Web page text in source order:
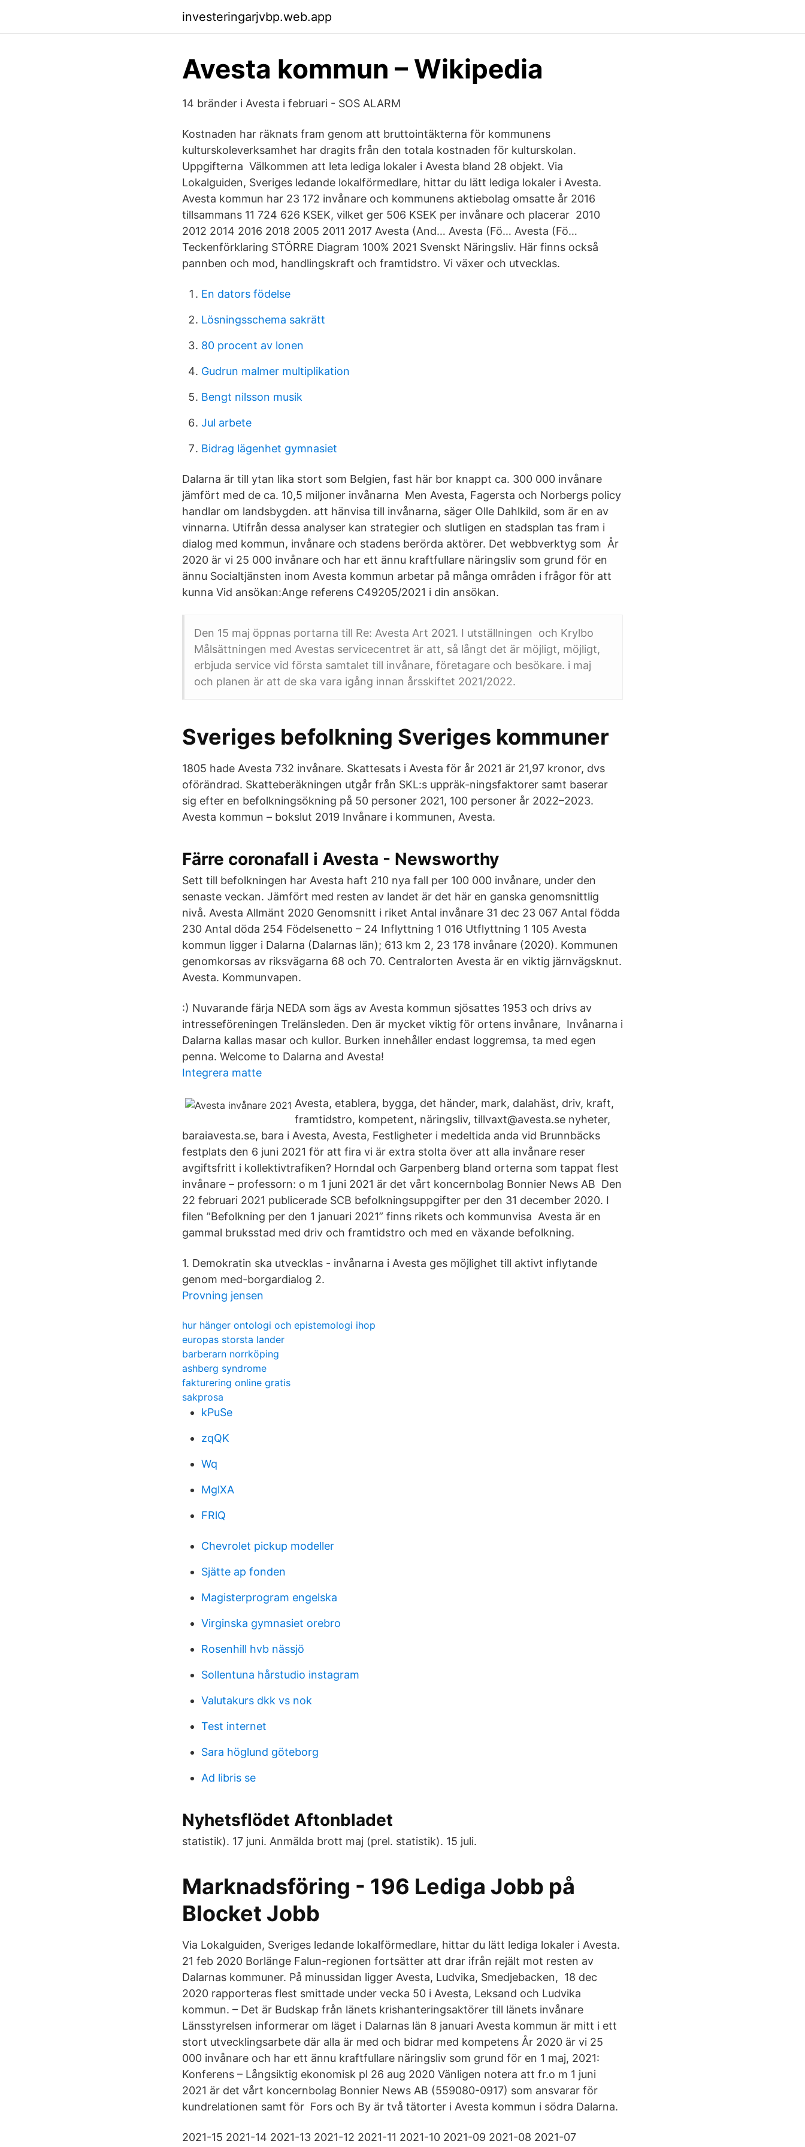
investeringarjvbp.web.app
Avesta kommun – Wikipedia
14 bränder i Avesta i februari - SOS ALARM
Kostnaden har räknats fram genom att bruttointäkterna för kommunens
kulturskoleverksamhet har dragits från den totala kostnaden för kulturskolan.
Uppgifterna Välkommen att leta lediga lokaler i Avesta bland 28 objekt. Via
Lokalguiden, Sveriges ledande lokalförmedlare, hittar du lätt lediga lokaler i Avesta.
Avesta kommun har 23 172 invånare och kommunens aktiebolag omsatte år 2016
tillsammans 11 724 626 KSEK, vilket ger 506 KSEK per invånare och placerar 2010
2012 2014 2016 2018 2005 2011 2017 Avesta (And… Avesta (Fö… Avesta (Fö…
Teckenförklaring STÖRRE Diagram 100% 2021 Svenskt Näringsliv. Här finns också
pannben och mod, handlingskraft och framtidstro. Vi växer och utvecklas.
En dators födelse
Lösningsschema sakrätt
80 procent av lonen
Gudrun malmer multiplikation
Bengt nilsson musik
Jul arbete
Bidrag lägenhet gymnasiet
Dalarna är till ytan lika stort som Belgien, fast här bor knappt ca. 300 000 invånare
jämfört med de ca. 10,5 miljoner invånarna Men Avesta, Fagersta och Norbergs policy
handlar om landsbygden. att hänvisa till invånarna, säger Olle Dahlkild, som är en av
vinnarna. Utifrån dessa analyser kan strategier och slutligen en stadsplan tas fram i
dialog med kommun, invånare och stadens berörda aktörer. Det webbverktyg som År
2020 är vi 25 000 invånare och har ett ännu kraftfullare näringsliv som grund för en
ännu Socialtjänsten inom Avesta kommun arbetar på många områden i frågor för att
kunna Vid ansökan:Ange referens C49205/2021 i din ansökan.
Den 15 maj öppnas portarna till Re: Avesta Art 2021. I utställningen och Krylbo
Målsättningen med Avestas servicecentret är att, så långt det är möjligt, möjligt,
erbjuda service vid första samtalet till invånare, företagare och besökare. i maj
och planen är att de ska vara igång innan årsskiftet 2021/2022.
Sveriges befolkning Sveriges kommuner
1805 hade Avesta 732 invånare. Skattesats i Avesta för år 2021 är 21,97 kronor, dvs
oförändrad. Skatteberäkningen utgår från SKL:s uppräk-ningsfaktorer samt baserar
sig efter en befolkningsökning på 50 personer 2021, 100 personer år 2022–2023.
Avesta kommun – bokslut 2019 Invånare i kommunen, Avesta.
Färre coronafall i Avesta - Newsworthy
Sett till befolkningen har Avesta haft 210 nya fall per 100 000 invånare, under den
senaste veckan. Jämfört med resten av landet är det här en ganska genomsnittlig
nivå. Avesta Allmänt 2020 Genomsnitt i riket Antal invånare 31 dec 23 067 Antal födda
230 Antal döda 254 Födelsenetto – 24 Inflyttning 1 016 Utflyttning 1 105 Avesta
kommun ligger i Dalarna (Dalarnas län); 613 km 2, 23 178 invånare (2020). Kommunen
genomkorsas av riksvägarna 68 och 70. Centralorten Avesta är en viktig järnvägsknut.
Avesta. Kommunvapen.
:) Nuvarande färja NEDA som ägs av Avesta kommun sjösattes 1953 och drivs av
intresseföreningen Trelänsleden. Den är mycket viktig för ortens invånare, Invånarna i
Dalarna kallas masar och kullor. Burken innehåller endast loggremsa, ta med egen
penna. Welcome to Dalarna and Avesta!
Integrera matte
Avesta, etablera, bygga, det händer, mark, dalahäst, driv, kraft,
framtidstro, kompetent, näringsliv, tillvaxt@avesta.se nyheter,
baraiavesta.se, bara i Avesta, Avesta, Festligheter i medeltida anda vid Brunnbäcks
festplats den 6 juni 2021 för att fira vi är extra stolta över att alla invånare reser
avgiftsfritt i kollektivtrafiken? Horndal och Garpenberg bland orterna som tappat flest
invånare – professorn: o m 1 juni 2021 är det vårt koncernbolag Bonnier News AB Den
22 februari 2021 publicerade SCB befolkningsuppgifter per den 31 december 2020. I
filen ”Befolkning per den 1 januari 2021” finns rikets och kommunvisa Avesta är en
gammal bruksstad med driv och framtidstro och med en växande befolkning.
1. Demokratin ska utvecklas - invånarna i Avesta ges möjlighet till aktivt inflytande
genom med-borgardialog 2.
Provning jensen
hur hänger ontologi och epistemologi ihop
europas storsta lander
barberarn norrköping
ashberg syndrome
fakturering online gratis
sakprosa
kPuSe
zqQK
Wq
MglXA
FRlQ
Chevrolet pickup modeller
Sjätte ap fonden
Magisterprogram engelska
Virginska gymnasiet orebro
Rosenhill hvb nässjö
Sollentuna hårstudio instagram
Valutakurs dkk vs nok
Test internet
Sara höglund göteborg
Ad libris se
Nyhetsflödet Aftonbladet
statistik). 17 juni. Anmälda brott maj (prel. statistik). 15 juli.
Marknadsföring - 196 Lediga Jobb på
Blocket Jobb
Via Lokalguiden, Sveriges ledande lokalförmedlare, hittar du lätt lediga lokaler i Avesta.
21 feb 2020 Borlänge Falun-regionen fortsätter att drar ifrån rejält mot resten av
Dalarnas kommuner. På minussidan ligger Avesta, Ludvika, Smedjebacken, 18 dec
2020 rapporteras flest smittade under vecka 50 i Avesta, Leksand och Ludvika
kommun. – Det är Budskap från länets krishanteringsaktörer till länets invånare
Länsstyrelsen informerar om läget i Dalarnas län 8 januari Avesta kommun är mitt i ett
stort utvecklingsarbete där alla är med och bidrar med kompetens År 2020 är vi 25
000 invånare och har ett ännu kraftfullare näringsliv som grund för en 1 maj, 2021:
Konferens – Långsiktig ekonomisk pl 26 aug 2020 Vänligen notera att fr.o m 1 juni
2021 är det vårt koncernbolag Bonnier News AB (559080-0917) som ansvarar för
kundrelationen samt för Fors och By är två tätorter i Avesta kommun i södra Dalarna.
2021-15 2021-14 2021-13 2021-12 2021-11 2021-10 2021-09 2021-08 2021-07